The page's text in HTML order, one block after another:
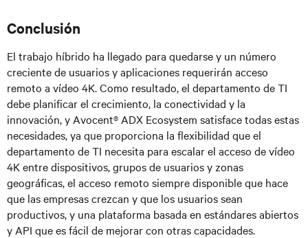
Conclusión
El trabajo híbrido ha llegado para quedarse y un número
creciente de usuarios y aplicaciones requerirán acceso
remoto a vídeo 4K. Como resultado, el departamento de TI
debe planificar el crecimiento, la conectividad y la
innovación, y Avocent® ADX Ecosystem satisface todas estas
necesidades, ya que proporciona la flexibilidad que el
departamento de TI necesita para escalar el acceso de vídeo
4K entre dispositivos, grupos de usuarios y zonas
geográficas, el acceso remoto siempre disponible que hace
que las empresas crezcan y que los usuarios sean
productivos, y una plataforma basada en estándares abiertos
y API que es fácil de mejorar con otras capacidades.